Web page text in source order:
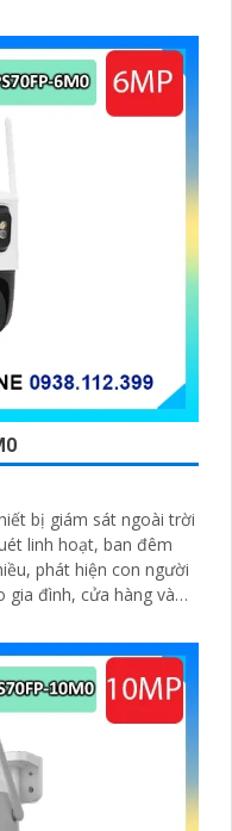
bị giám sát ngoài trời
linh hoạt, ban đêm
phát hiện con người
gia đình, cửa hàng và